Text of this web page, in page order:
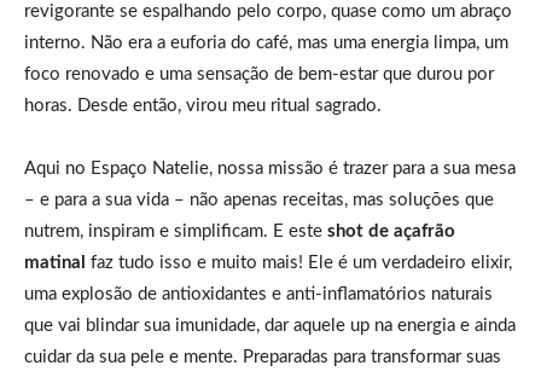
revigorante se espalhando pelo corpo, quase como um abraço
interno. Não era a euforia do café, mas uma energia limpa, um
foco renovado e uma sensação de bem-estar que durou por
horas. Desde então, virou meu ritual sagrado.
Aqui no Espaço Natelie, nossa missão é trazer para a sua mesa
– e para a sua vida – não apenas receitas, mas soluções que
nutrem, inspiram e simplificam. E este shot de açafrão
matinal faz tudo isso e muito mais! Ele é um verdadeiro elixir,
uma explosão de antioxidantes e anti-inflamatórios naturais
que vai blindar sua imunidade, dar aquele up na energia e ainda
cuidar da sua pele e mente. Preparadas para transformar suas